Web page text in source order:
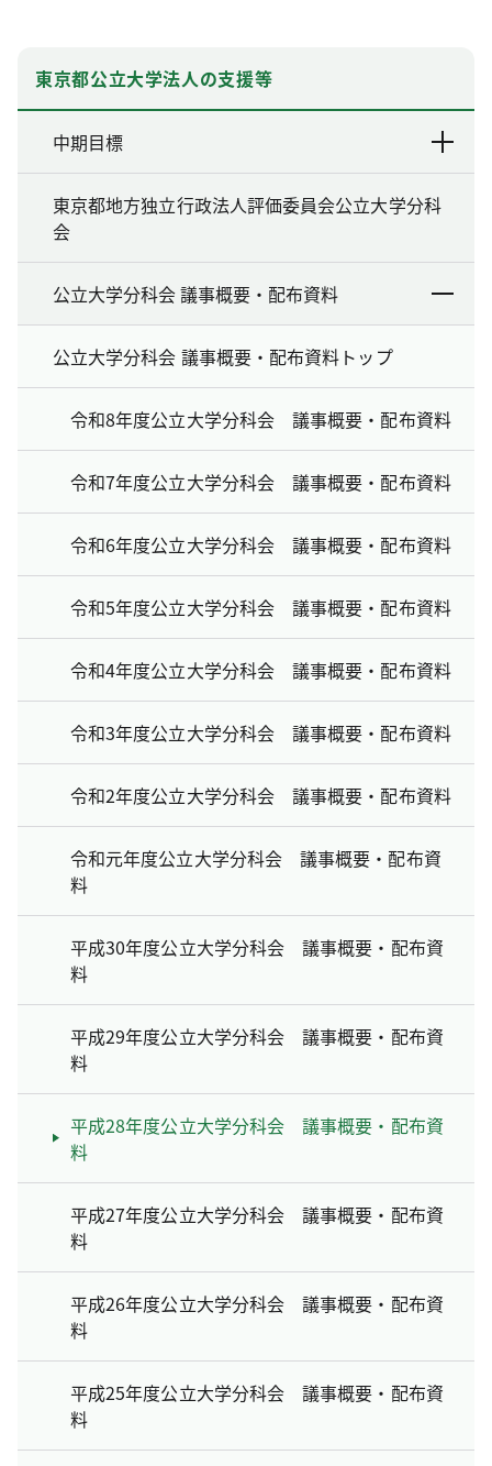
東京都公立大学法人の支援等
中期目標
東京都地方独立行政法人評価委員会公立大学分科
会
公立大学分科会 議事概要・配布資料
公立大学分科会 議事概要・配布資料トップ
令和8年度公立大学分科会 議事概要・配布資料
令和7年度公立大学分科会 議事概要・配布資料
令和6年度公立大学分科会 議事概要・配布資料
令和5年度公立大学分科会 議事概要・配布資料
令和4年度公立大学分科会 議事概要・配布資料
令和3年度公立大学分科会 議事概要・配布資料
令和2年度公立大学分科会 議事概要・配布資料
令和元年度公立大学分科会 議事概要・配布資
料
平成30年度公立大学分科会 議事概要・配布資
料
平成29年度公立大学分科会 議事概要・配布資
料
平成28年度公立大学分科会 議事概要・配布資
料
平成27年度公立大学分科会 議事概要・配布資
料
平成26年度公立大学分科会 議事概要・配布資
料
平成25年度公立大学分科会 議事概要・配布資
料